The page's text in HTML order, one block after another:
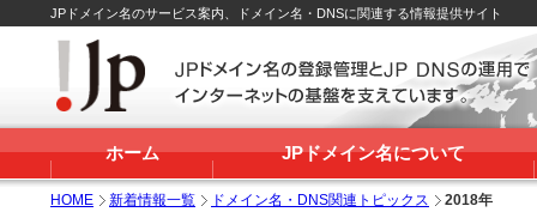
JPドメイン名のサービス案内、ドメイン名・DNSに関連する情報提供サイト
ホーム JPドメイン名について
HOME 新着情報一覧 ドメイン名・DNS関連トピックス 2018年